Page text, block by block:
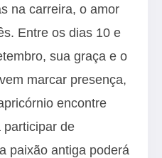
na carreira, o amor
Entre os dias 10 e
sua graça e o
marcar presença,
encontre
participar de
paixão antiga poderá